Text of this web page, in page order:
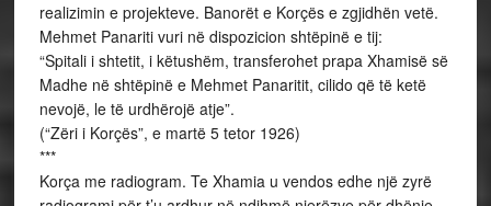
realizimin e projekteve. Banorët e Korçës e zgjidhën vetë.
Mehmet Panariti vuri në dispozicion shtëpinë e tij:
“Spitali i shtetit, i këtushëm, transferohet prapa Xhamisë së
Madhe në shtëpinë e Mehmet Panaritit, cilido që të ketë
nevojë, le të urdhërojë atje”.
(“Zëri i Korçës”, e martë 5 tetor 1926)
***
Korça me radiogram. Te Xhamia u vendos edhe një zyrë